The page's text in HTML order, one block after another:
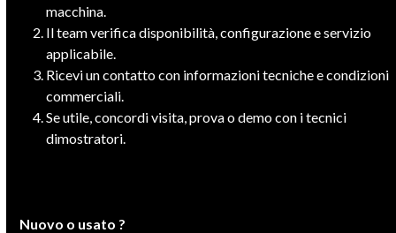
macchina.
Il team verifica disponibilità, configurazione e servizio
applicabile.
Ricevi un contatto con informazioni tecniche e condizioni
commerciali.
Se utile, concordi visita, prova o demo con i tecnici
dimostratori.
Nuovo o usato ?